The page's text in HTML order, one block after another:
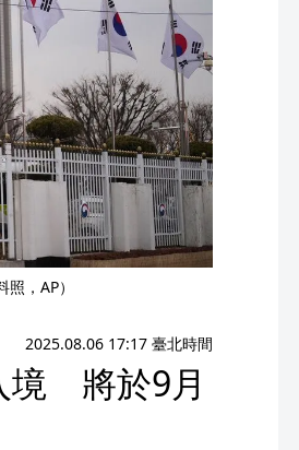
，AP）
2025.08.06 17:17 臺北時間
境 將於9月